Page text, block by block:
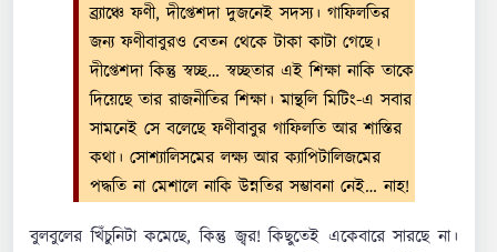
ব্র্যাঞ্চে ফণী, দীপ্তেশদা দুজনেই সদস্য। গাফিলতির
জন্য ফণীবাবুরও বেতন থেকে টাকা কাটা গেছে।
দীপ্তেশদা কিন্তু স্বচ্ছ… স্বচ্ছতার এই শিক্ষা নাকি তাকে
দিয়েছে তার রাজনীতির শিক্ষা। মান্থলি মিটিং-এ সবার
সামনেই সে বলেছে ফণীবাবুর গাফিলতি আর শাস্তির
কথা। সোশ্যালিসমের লক্ষ্য আর ক্যাপিটালিজমের
পদ্ধতি না মেশালে নাকি উন্নতির সম্ভাবনা নেই… নাহ!
বুলবুলের খিঁচুনিটা কমেছে, কিন্তু জ্বর! কিছুতেই একেবারে সারছে না।